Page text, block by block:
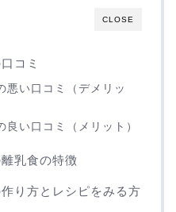
CLOSE
コミ
悪い口コミ（デメリッ
良い口コミ（メリット）
乳食の特徴
り方とレシピをみる方